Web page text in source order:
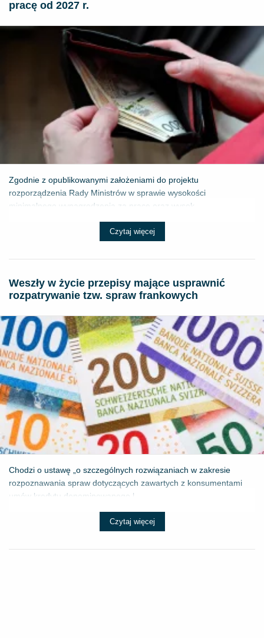
pracę od 2027 r.
Zgodnie z opublikowanymi założeniami do projektu
rozporządzenia Rady Ministrów w sprawie wysokości
minimalnego wynagrodzenia za pracę oraz wysok...
Czytaj więcej
Weszły w życie przepisy mające usprawnić
rozpatrywanie tzw. spraw frankowych
Chodzi o ustawę „o szczególnych rozwiązaniach w zakresie
rozpoznawania spraw dotyczących zawartych z konsumentami
umów kredytu denominowanego l...
Czytaj więcej